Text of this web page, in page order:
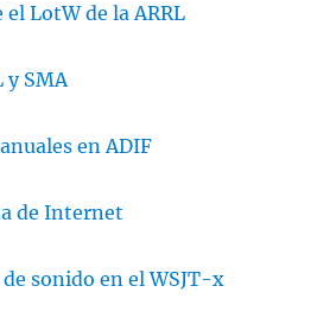
LotW de la ARRL
y SMA
en ADIF
de Internet
sonido en el WSJT-x